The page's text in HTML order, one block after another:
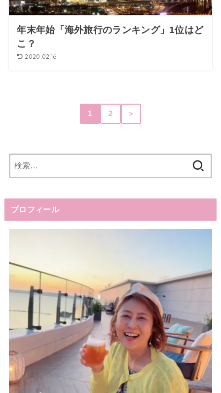
年末年始「海外旅行のランキング」1位はど
こ？
2020.02.16
1 2 ＞
索:
プロフィール